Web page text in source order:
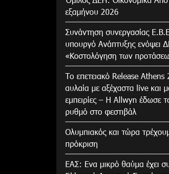
εξαμήνου 2026
Συνάντηση συνεργασίας
υπουργό Ανάπτυξης ενόψει
«Κοστολόγηση των
Το επετειακό Release Athens
αυλαία με αξέχαστα live και
εμπειρίες – Η Allwyn έδωσε
ρυθμό στο φεστιβάλ
Ολυμπιακός και τώρα
πρόκριση
ΕΑΣ: Ενα μικρό θαύμα έχει